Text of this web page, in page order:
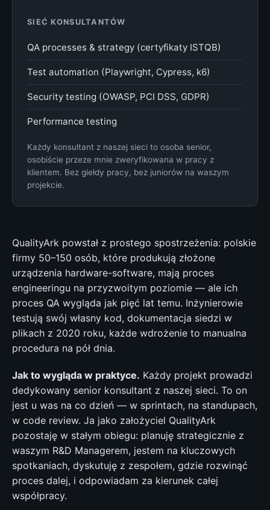
SIEĆ KONSULTANTÓW
QA processes & strategy (certyfikaty ISTQB)
Test automation (Playwright, Cypress, k6)
Security testing (OWASP, PCI DSS, GDPR)
Performance testing
Każdy konsultant z naszej sieci to osoba senior,
osobiście przeze mnie zweryfikowana w pracy z
klientem. Bez giełdy pracy, bez juniorów na waszym
projekcie.
QualityArk powstał z prostego spostrzeżenia: polskie
firmy 50–150 osób, które produkują złożone
urządzenia hardware-software, mają proces
engineeringu na przyzwoitym poziomie — ale ich
proces QA wygląda jak pięć lat temu. Inżynierowie
testują swój własny kod, dokumentacja siedzi w
plikach z 2020 roku, każde wdrożenie to manualna
procedura na pół dnia.
Jak to wygląda w praktyce. Każdy projekt prowadzi
dedykowany senior konsultant z naszej sieci. To on
jest u was na co dzień — w sprintach, na standupach,
w code review. Ja jako założyciel QualityArk
pozostaję w stałym obiegu: planuję strategicznie z
waszym R&D Managerem, jestem na kluczowych
spotkaniach, dyskutuję z zespołem, gdzie rozwinąć
proces dalej, i odpowiadam za kierunek całej
współpracy.